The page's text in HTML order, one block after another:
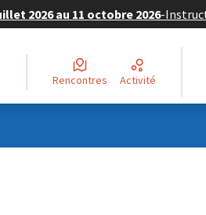
2026 au 11 octobre 2026-
Rencontres Activité